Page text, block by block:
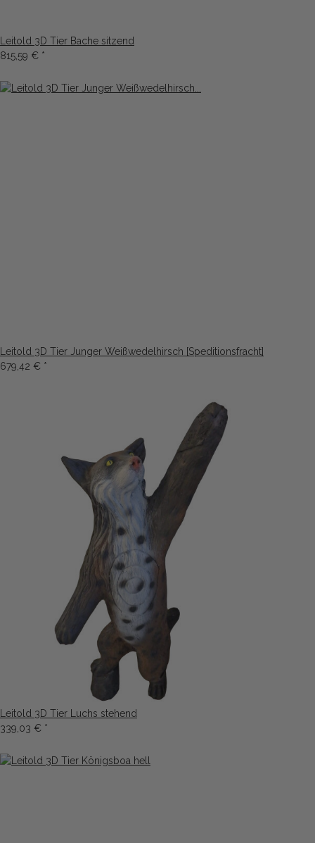
Leitold 3D Tier Bache sitzend
815,59 € *
Leitold 3D Tier Junger Weißwedelhirsch [Speditionsfracht]
679,42 € *
Leitold 3D Tier Luchs stehend
339,03 € *